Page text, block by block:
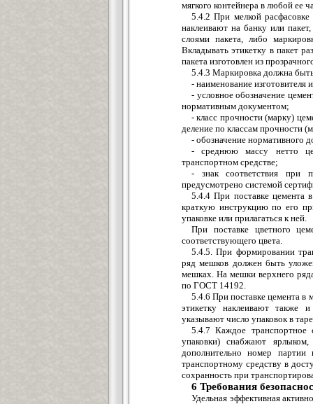
мягкого контейнера в любой ее
5.4.2 При мелкой
наклеивают на банку или
слоями пакета, либо
Вкладывать этикетку в пакет
пакета изготовлен из
5.4.3 Маркировка должна
- наименование изготовителя
- условное обозначение
нормативным документом;
- класс прочности (марку)
деление по классам прочности
- обозначение нормативного
- среднюю массу нетто
транспортном средстве;
- знак соответствия при
предусмотрено системой
5.4.4 При поставке цемента
краткую инструкцию по его
упаковке или прилагаться к ней.
При поставке цветного
соответствующего цвета.
5.4.5. При формировании
ряд мешков должен быть
мешках. На мешки верхнего
по ГОСТ 14192.
5.4.6 При поставке цемента в
этикетку наклеивают также
указывают число упаковок в
5.4.7 Каждое транспортное
упаковки) снабжают
дополнительно номер
транспортному средству в
сохранность при
6 Требования
Удельная эффективная